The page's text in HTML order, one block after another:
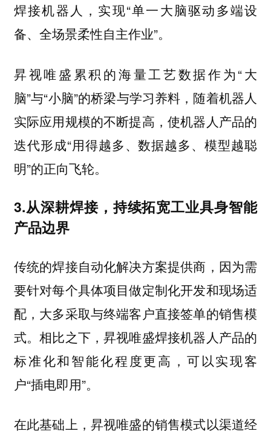
焊接机器人，实现“单一大脑驱动多端设
备、全场景柔性自主作业”。
昇视唯盛累积的海量工艺数据作为“大
脑”与“小脑”的桥梁与学习养料，随着机器人
实际应用规模的不断提高，使机器人产品的
迭代形成“用得越多、数据越多、模型越聪
明”的正向飞轮。
3.从深耕焊接，持续拓宽工业具身智能
产品边界
传统的焊接自动化解决方案提供商，因为需
要针对每个具体项目做定制化开发和现场适
配，大多采取与终端客户直接签单的销售模
式。相比之下，昇视唯盛焊接机器人产品的
标准化和智能化程度更高，可以实现客
户“插电即用”。
在此基础上，昇视唯盛的销售模式以渠道经